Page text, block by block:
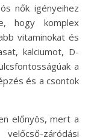
nők igényeihez
hogy komplex
vitaminokat és
kalciumot, D-
a
és a csontok
előnyös, mert a
záródási